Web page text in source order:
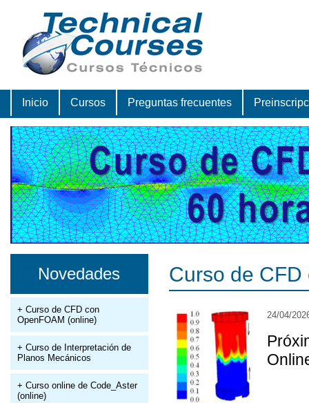
Inicio Cursos Preguntas frecuentes
Novedades
+ Curso de CFD con
OpenFOAM (online)
+ Curso de Interpretación de
Planos Mecánicos
+ Curso online de Code_Aster
(online)
Curso de
24/04/